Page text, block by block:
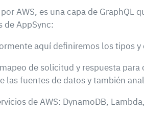
AWS, es una capa de
de AppSync:
aquí definiremos los tipos
de solicitud y respuesta
las fuentes de datos y también
de AWS: DynamoDB,